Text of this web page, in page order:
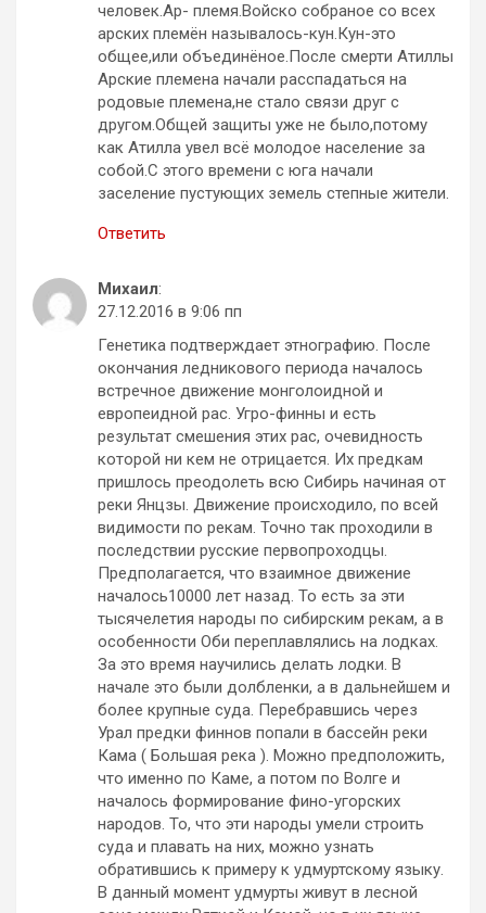
человек.Ар- племя.Войско собраное со всех
арских племён называлось-кун.Кун-это
общее,или объединёное.После смерти Атиллы
Арские племена начали расспадаться на
родовые племена,не стало связи друг с
другом.Общей защиты уже не было,потому
как Атилла увел всё молодое население за
собой.С этого времени с юга начали
заселение пустующих земель степные жители.
Ответить
Михаил:
27.12.2016 в 9:06 пп
Генетика подтверждает этнографию. После
окончания ледникового периода началось
встречное движение монголоидной и
европеидной рас. Угро-финны и есть
результат смешения этих рас, очевидность
которой ни кем не отрицается. Их предкам
пришлось преодолеть всю Сибирь начиная от
реки Янцзы. Движение происходило, по всей
видимости по рекам. Точно так проходили в
последствии русские первопроходцы.
Предполагается, что взаимное движение
началось10000 лет назад. То есть за эти
тысячелетия народы по сибирским рекам, а в
особенности Оби переплавлялись на лодках.
За это время научились делать лодки. В
начале это были долбленки, а в дальнейшем и
более крупные суда. Перебравшись через
Урал предки финнов попали в бассейн реки
Кама ( Большая река ). Можно предположить,
что именно по Каме, а потом по Волге и
началось формирование фино-угорских
народов. То, что эти народы умели строить
суда и плавать на них, можно узнать
обратившись к примеру к удмуртскому языку.
В данный момент удмурты живут в лесной